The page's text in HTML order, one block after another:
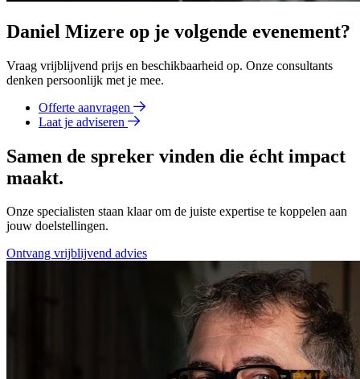
Daniel Mizere op je volgende evenement?
Vraag vrijblijvend prijs en beschikbaarheid op. Onze consultants
denken persoonlijk met je mee.
Offerte aanvragen
Laat je adviseren
Samen de spreker vinden die écht impact
maakt.
Onze specialisten staan klaar om de juiste expertise te koppelen aan
jouw doelstellingen.
Ontvang vrijblijvend advies